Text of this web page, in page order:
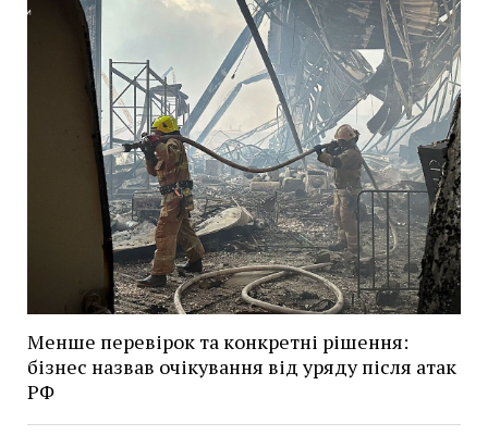
Менше перевірок та конкретні рішення:
бізнес назвав очікування від уряду після атак
РФ